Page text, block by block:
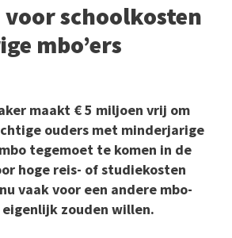
voor schoolkosten
mbo’ers
maakt € 5 miljoen vrij om
ouders met minderjarige
tegemoet te komen in de
hoge reis- of studiekosten
vaak voor een andere mbo-
zouden willen.